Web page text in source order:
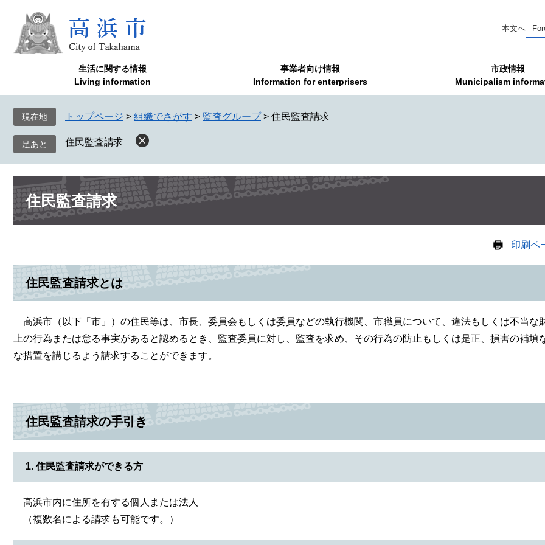
で
ば
へ
本文へ
生活に関する情報
Living information
事業者向け情報
Information for enterprisers
市政情報
Municipalism
現在地 トップページ > 組織でさがす > 監査グループ > 住民監査請求
住民監査請求
本
文 住民監査請求
印刷ペ
住民監査請求とは
高浜市（以下「市」）の住民等は、市長、委員会もしくは委員などの執行機関、市職員について、違法もしくは不当な
上の行為または怠る事実があると認めるとき、監査委員に対し、監査を求め、その行為の防止もしくは是正、損害の補填
な措置を講じるよう請求することができます。
住民監査請求の手引き
1. 住民監査請求ができる方
高浜市内に住所を有する個人または法人
（複数名による請求も可能です。）